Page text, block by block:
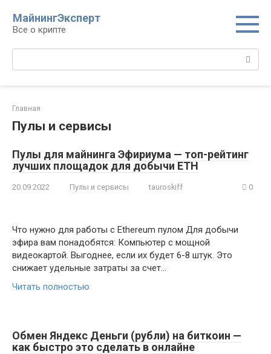
контенту
МайнингЭксперт
Все о крипте
Поиск:
Главная
Пулы и сервисы
Пулы для майнинга Эфириума — топ-рейтинг
лучших площадок для добычи ETH
20.09.2022 Пулы и сервисы tauroskiff 0
Что нужно для работы с Ethereum пулом Для добычи
эфира вам понадобятся: Компьютер с мощной
видеокартой. Выгоднее, если их будет 6-8 штук. Это
снижает удельные затраты за счет…
Читать полностью
Обмен Яндекс Деньги (рубли) на биткоин —
как быстро это сделать в онлайне